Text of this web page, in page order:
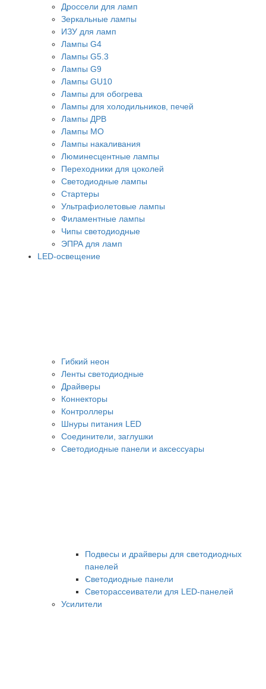
Дроссели для ламп
Зеркальные лампы
ИЗУ для ламп
Лампы G4
Лампы G5.3
Лампы G9
Лампы GU10
Лампы для обогрева
Лампы для холодильников, печей
Лампы ДРВ
Лампы МО
Лампы накаливания
Люминесцентные лампы
Переходники для цоколей
Светодиодные лампы
Стартеры
Ультрафиолетовые лампы
Филаментные лампы
Чипы светодиодные
ЭПРА для ламп
LED-освещение
Гибкий неон
Ленты светодиодные
Драйверы
Коннекторы
Контроллеры
Шнуры питания LED
Соединители, заглушки
Светодиодные панели и аксессуары
Подвесы и драйверы для светодиодных
панелей
Светодиодные панели
Светорассеиватели для LED-панелей
Усилители